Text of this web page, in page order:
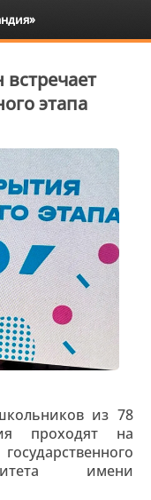
этапа
из 78
проходят на
имени